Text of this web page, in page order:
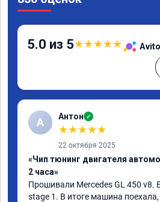
5.0 из 5★★★★★ Avito
А Антон ✓
★★★★★
22 октября 2025
«Чип тюнинг двигателя
2 часа»
Прошивали Mercedes GL 450 v8.
stage 1. В итоге машина